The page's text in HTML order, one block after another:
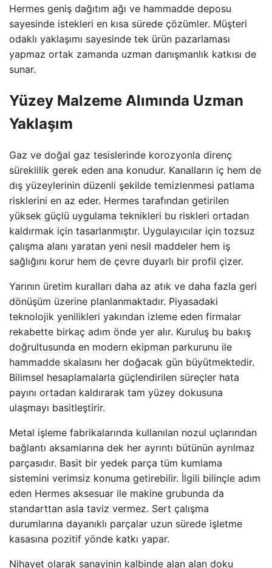
Hermes geniş dağıtım ağı ve hammadde deposu
sayesinde istekleri en kısa sürede çözümler. Müşteri
odaklı yaklaşımı sayesinde tek ürün pazarlaması
yapmaz ortak zamanda uzman danışmanlık katkısı de
sunar.
Yüzey Malzeme Alımında Uzman
Yaklaşım
Gaz ve doğal gaz tesislerinde korozyonla direnç
süreklilik gerek eden ana konudur. Kanalların iç hem de
dış yüzeylerinin düzenli şekilde temizlenmesi patlama
risklerini en az eder. Hermes tarafından getirilen
yüksek güçlü uygulama teknikleri bu riskleri ortadan
kaldırmak için tasarlanmıştır. Uygulayıcılar için tozsuz
çalışma alanı yaratan yeni nesil maddeler hem iş
sağlığını korur hem de çevre duyarlı bir profil çizer.
Yarının üretim kuralları daha az atık ve daha fazla geri
dönüşüm üzerine planlanmaktadır. Piyasadaki
teknolojik yenilikleri yakından izleme eden firmalar
rekabette birkaç adım önde yer alır. Kuruluş bu bakış
doğrultusunda en modern ekipman parkurunu ile
hammadde skalasını her doğacak gün büyütmektedir.
Bilimsel hesaplamalarla güçlendirilen süreçler hata
payını ortadan kaldırarak tam yüzey dokusuna
ulaşmayı basitleştirir.
Metal işleme fabrikalarında kullanılan nozul uçlarından
bağlantı aksamlarına dek her ayrıntı bütünün ayrılmaz
parçasıdır. Basit bir yedek parça tüm kumlama
sistemini verimsiz konuma getirebilir. İlgili bilinçle adım
eden Hermes aksesuar ile makine grubunda da
standarttan asla taviz vermez. Sert çalışma
durumlarına dayanıklı parçalar uzun sürede işletme
kasasına pozitif yönde katkı yapar.
Nihayet olarak sanayinin kalbinde alan alan doku